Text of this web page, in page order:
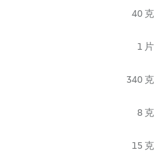
40 克
1 片
340 克
8 克
15 克